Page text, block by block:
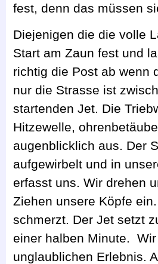
fest, denn das müssen
Diejenigen die die volle
Start am Zaun fest und
richtig die Post ab wenn
nur die Strasse ist
startenden Jet. Die
Hitzewelle,
augenblicklich aus. Der
aufgewirbelt und in
erfasst uns. Wir drehen
Ziehen unsere Köpfe
schmerzt. Der Jet setzt
einer halben Minute.
unglaublichen Erlebnis.